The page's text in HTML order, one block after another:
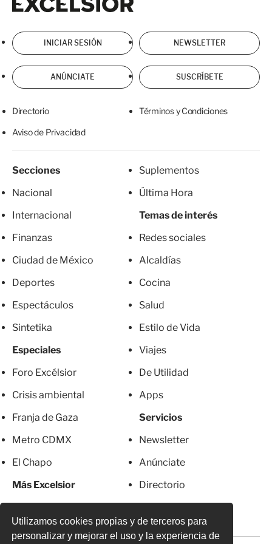
Utilizamos cookies propias y de terceros para
personalizar y mejorar el uso y la experiencia de
INICIAR SESIÓN NEWSLETTER
ANÚNCIATE SUSCRÍBETE
Directorio Términos y Condiciones
Aviso de Privacidad
Secciones
Nacional
Internacional
Finanzas
Ciudad de México
Deportes
Espectáculos
Sintetika
Especiales
Foro Excélsior
Crisis ambiental
Franja de Gaza
Metro CDMX
El Chapo
Más Excelsior
Suplementos
Última Hora
Temas de interés
Redes sociales
Alcaldías
Cocina
Salud
Estilo de Vida
Viajes
De Utilidad
Apps
Servicios
Newsletter
Anúnciate
Directorio